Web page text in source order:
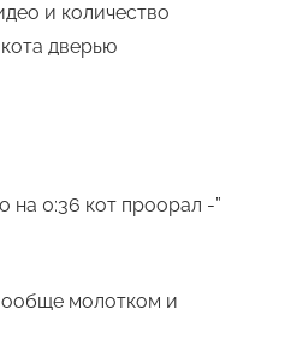
и количество
дверью
на 0:36 кот проорал -”
молотком и